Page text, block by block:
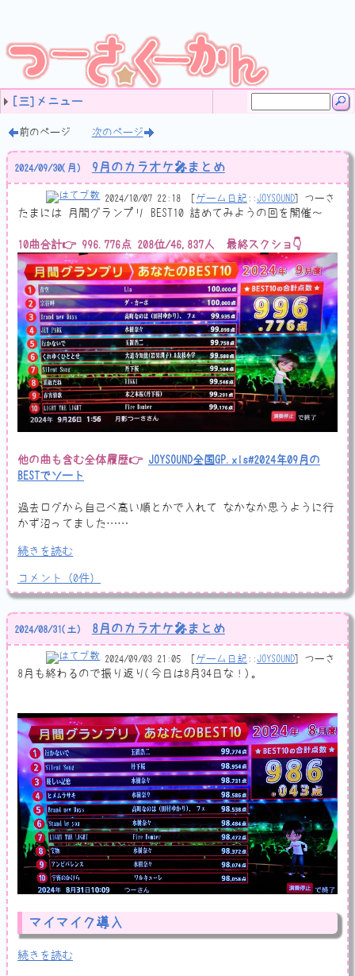
[三]メニュー
タグご案内 (11)
音楽 (83)
カケラ (11)
リミックス (24)
オリジナル作品 (33)
耳コピ (4)
ノート (11)
ソフトウェア (19)
Windows (17)
Perl (1)
プログラミング (71)
HSP3 (28)
GSDK (2)
C# (22)
SlimDX (3)
チラ裏 (1)
JavaScript (1)
C++ (12)
ネットワーク (1)
計算機な日記 (159)
ソフト作り (53)
動画エンコード (3)
算数学 (6)
ボクと計算機 (51)
ケータイ (5)
プロコン (31)
未分類 (8)
サイト運営 (64)
SBカスタマイズ (4)
アクセス解析 (1)
運営方針 (14)
サイトマップ (2)
JavaScript (4)
スパム対策 (5)
HTML (4)
デザイン (7)
ウェブ拍手 (2)
adiary (12)
未分類 (5)
ネットネタ (63)
ナントカ検定 (3)
バトン (11)
ナントカ診断 (11)
Webスクラップ (28)
動画 (9)
ゲーム日記 (64)
画面撮影 (2)
未分類 (20)
DJMAX (8)
ぷよフィ (2)
クリボー (2)
フラッシュ系 (3)
LunaticRave (10)
TopCoder (11)
JOYSOUND (5)
Web開発 (4)
PHP (2)
GoogleCloudPlatform (1)
のんびり日記 (348)
のんびり日記 (129)
お出かけ (47)
ココロノウチガワ (77)
受験勉強 (19)
大学 (30)
サークル (40)
仕事観 (3)
レビュー (46)
音楽 (13)
小説 (4)
アニメ (14)
ラノベ (5)
コミック (4)
ゲーム (6)
独り言 (42)
未分類 (15)
(none) (21)
最近の記事
9月のカラオケ🎤まとめ
8月のカラオケ🎤まとめ
2024-08-07
田村ゆかりさんのライブツアー LOVE ♡ LIVE 2024 *Honey
LIVE JUNGLE 2024 SAFARI 01,02 (三重県営サンアリーナ)
今週は特に生産的なことはしなかった
ぱねりあ OST!
名称未設定
もうおっさんずっと anemoscope とか ornithopter とかし
自宅鯖りぷれーす
値のビット幅を拡縮するとき
自宅鯖その後
C++20のコルーチンでタスクシステム(？)作ってみた
フレッツ光クロスを今すぐに契約すべきではない2つの理由
JavaScript 非同期処理
C++でJSONを読み書き
前のページ 次のページ
2024/09/30(月) 9月のカラオケ🎤まとめ
2024/10/07 22:18 ゲーム日記 :: JOYSOUND つーさ
たまには 月間グランプリ BEST10 詰めてみようの回を開催～
10曲合計👉 996.776点 208位/46,837人 最終スクショ👇
他の曲も含む全体履歴👉 JOYSOUND全国GP.xls#2024年09月の
BESTでソート
過去ログから自己ベ高い順とかで入れて なかなか思うように行
かず沼ってました……
続きを読む
コメント （0件）
2024/08/31(土) 8月のカラオケ🎤まとめ
2024/09/03 21:05 ゲーム日記 :: JOYSOUND つーさ
8月も終わるので振り返り(今日は8月34日な！)。
マイマイク導入
続きを読む